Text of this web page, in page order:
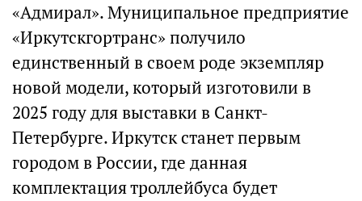
«Адмирал». Муниципальное предприятие
«Иркутскгортранс» получило
единственный в своем роде экземпляр
новой модели, который изготовили в
2025 году для выставки в Санкт-
Петербурге. Иркутск станет первым
городом в России, где данная
комплектация троллейбуса будет